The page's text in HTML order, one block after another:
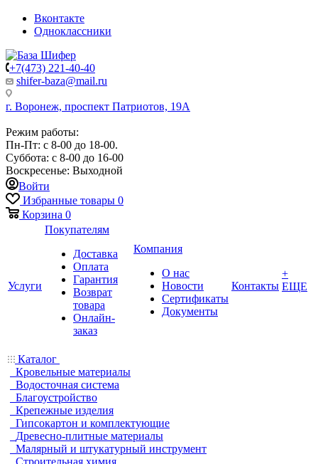
Вконтакте
Одноклассники
+7(473) 221-40-40
shifer-baza@mail.ru
г. Воронеж, проспект Патриотов, 19А
Режим работы:
Пн-Пт: с 8-00 до 18-00.
Суббота: с 8-00 до 16-00
Воскресенье: Выходной
Войти
Избранные товары 0
Корзина 0
Услуги
Покупателям
Доставка
Оплата
Гарантия
Возврат
товара
Онлайн-
заказ
Компания
О нас
Новости
Сертификаты
Документы
Контакты
+
ЕЩЕ
Каталог
Кровельные материалы
Водосточная система
Благоустройство
Крепежные изделия
Гипсокартон и комплектующие
Древесно-плитные материалы
Малярный и штукатурный инструмент
Строительная химия